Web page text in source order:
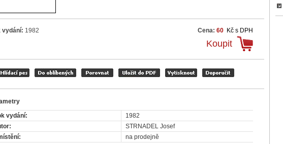
vydání: 1982 Cena: 60 Kč s DPH
Koupit
vydání:
1982
STRNADEL Josef
na prodejně